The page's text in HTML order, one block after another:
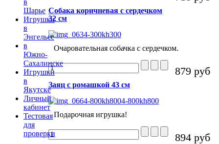
Собака коричневая с сердечком
32 см
Очаровательная собачка с сердечком.
879 руб
Заяц с ромашкой 43 см
Подарочная игрушка!
894 руб
в
Шарье
Игрушки
в
Энгельсе
в
Южно-
Сахалинске
Игрушки
в
Якутске
Личный
кабинет
Тестовая
для
проверки